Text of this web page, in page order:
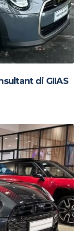
di GIIAS